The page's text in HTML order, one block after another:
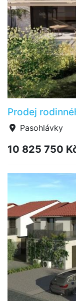
Prodej
Pasohlávky
10 825 750